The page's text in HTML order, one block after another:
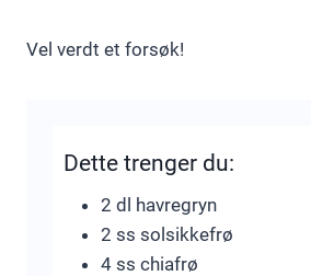
Vel verdt et forsøk!
Dette trenger du:
2 dl havregryn
2 ss solsikkefrø
4 ss chiafrø